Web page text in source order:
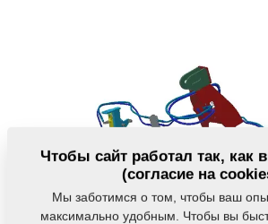
скачиванию
Чтобы сайт работал так, как
(согласие на
Мы заботимся о том, чтобы ваш
максимально удобным. Чтобы вы